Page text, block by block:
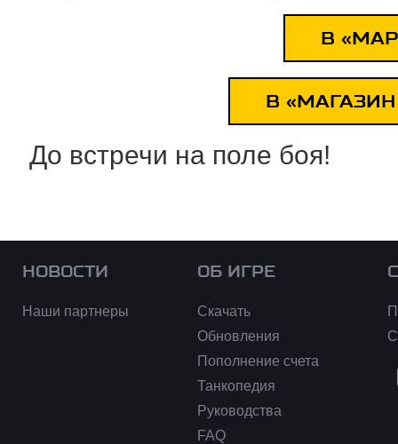
В
В
До встречи на поле боя!
НОВОСТИ
Наши партнеры
ОБ ИГРЕ
Скачать
Обновления
Пополнение счета
Танкопедия
Руководства
FAQ